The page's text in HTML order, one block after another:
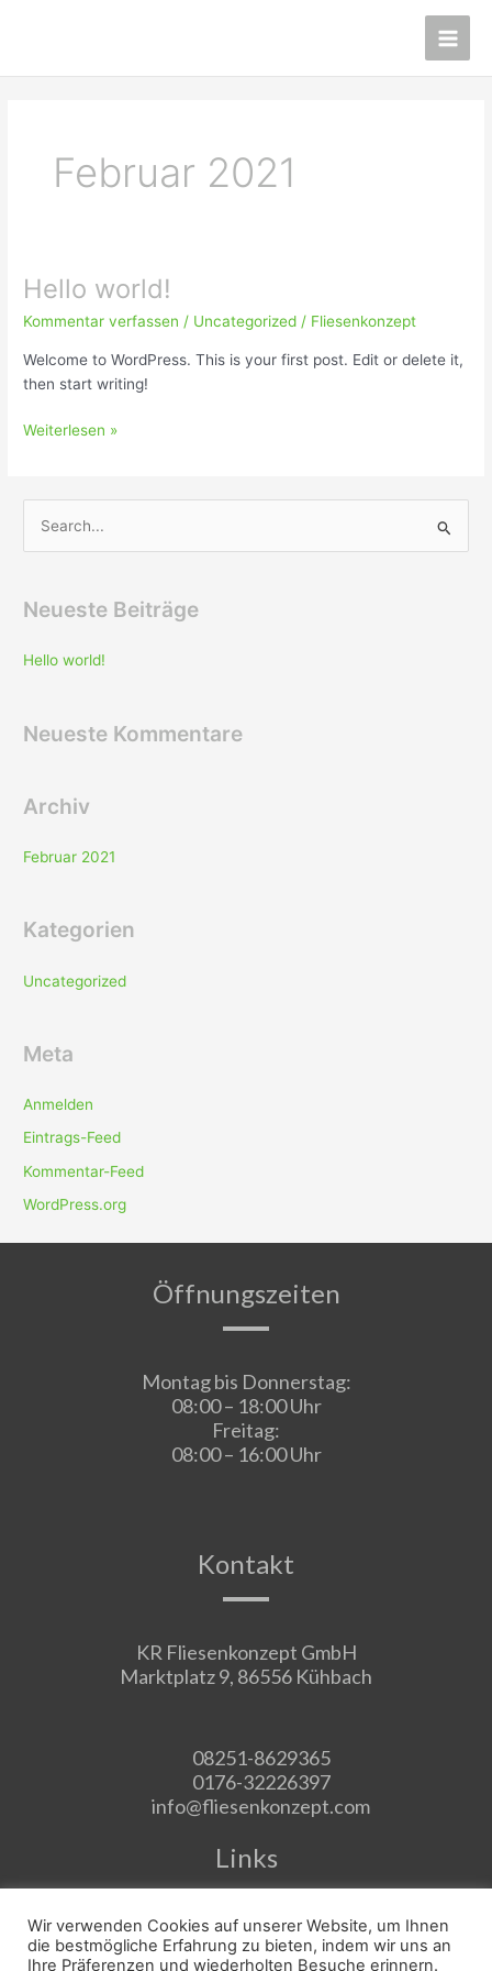
Main
Februar 2021
Hello world!
Kommentar verfassen / Uncategorized / Fliesenkonzept
Welcome to WordPress. This is your first post. Edit or delete it,
then start writing!
Hello
Weiterlesen »
h
a
h
Neueste Beiträge
Hello world!
Neueste Kommentare
Archiv
Februar 2021
Kategorien
Uncategorized
Meta
Anmelden
Eintrags-Feed
Kommentar-Feed
WordPress.org
Öffnungszeiten
Montag bis Donnerstag:
08:00 – 18:00 Uhr
Freitag:
08:00 – 16:00 Uhr
Kontakt
KR Fliesenkonzept GmbH
Marktplatz 9, 86556 Kühbach
08251-8629365
0176-32226397
info@fliesenkonzept.com
Links
Impressum
Wir verwenden Cookies auf unserer Website, um Ihnen
die bestmögliche Erfahrung zu bieten, indem wir uns an
Ihre Präferenzen und wiederholten Besuche erinnern.